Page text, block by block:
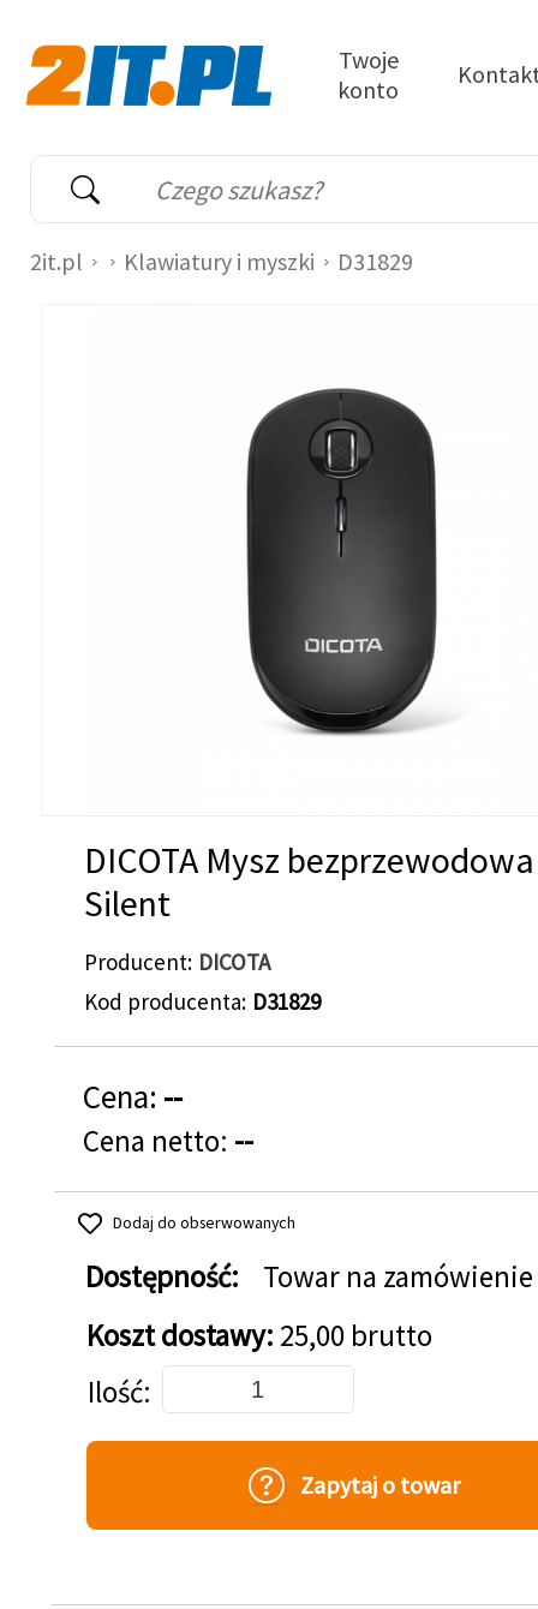
Wyszukiwarka
Słowo kluczowe
Twoje
konto
2it.pl Klawiatury i myszki D31829
DICOTA Mysz bezprzewodowa
Silent
Producent DICOTA
Kod producenta D31829
Cena: --
Cena netto: --
Dodaj do obserwowanych
Dostępność:
Towar na zamówienie
Koszt dostawy: 25,00 brutto
Dodaj do koszyka
Ilość
Zapytaj o towar